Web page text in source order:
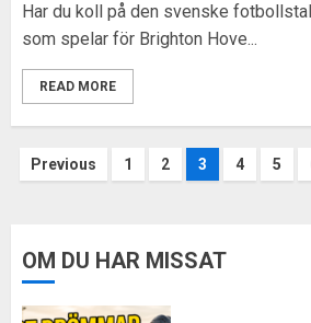
Har du koll på den svenske
som spelar för Brighton Hove...
READ MORE
Sidnumrering
inlägg
Previous 1 2 3 4 5
OM DU HAR MISSAT